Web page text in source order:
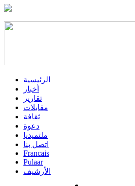
الرئيسية
أخبار
تقارير
مقابلات
ثقافة
دعوة
ملتميديا
اتصل بنا
Francais
Pulaar
الأرشيف